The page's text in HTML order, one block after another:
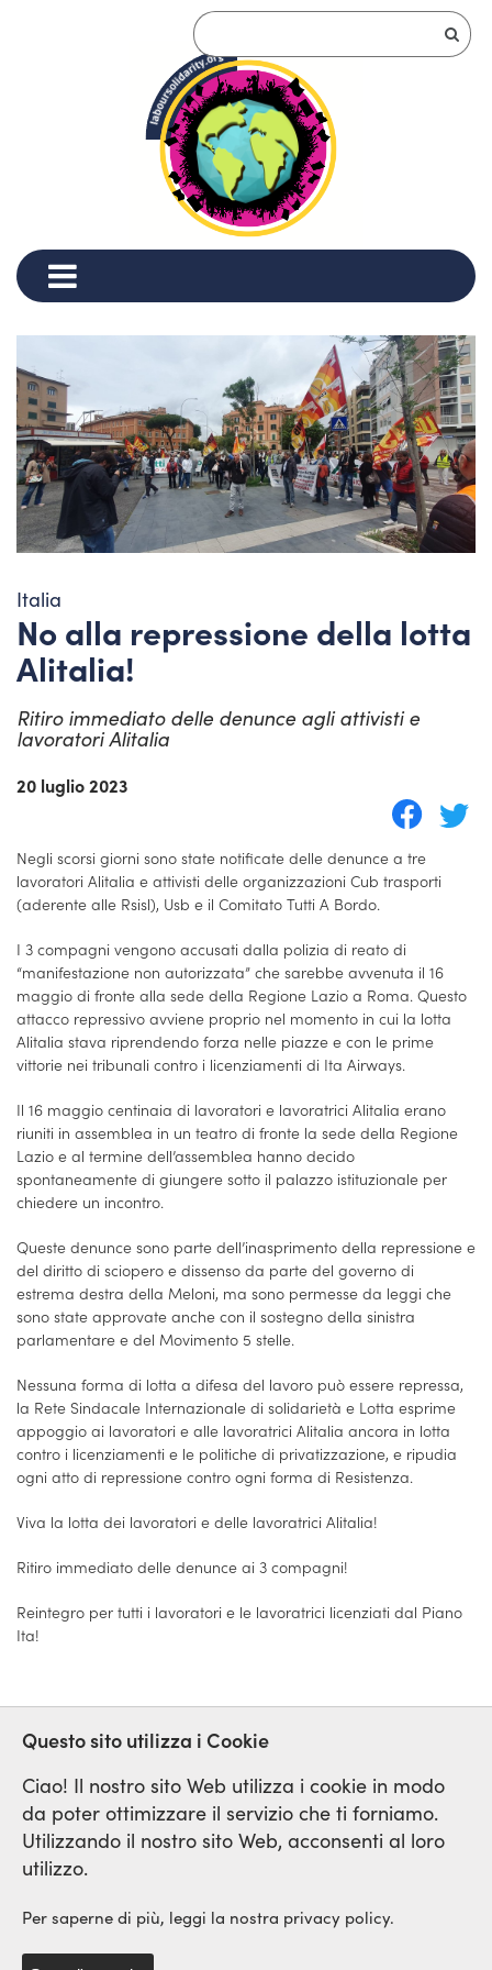
Italia
No alla repressione della lotta
Alitalia!
Ritiro immediato delle denunce agli attivisti e
lavoratori Alitalia
20 luglio 2023
Negli scorsi giorni sono state notificate delle denunce a tre
lavoratori Alitalia e attivisti delle organizzazioni Cub trasporti
(aderente alle Rsisl), Usb e il Comitato Tutti A Bordo.
I 3 compagni vengono accusati dalla polizia di reato di
“manifestazione non autorizzata” che sarebbe avvenuta il 16
maggio di fronte alla sede della Regione Lazio a Roma. Questo
attacco repressivo avviene proprio nel momento in cui la lotta
Alitalia stava riprendendo forza nelle piazze e con le prime
vittorie nei tribunali contro i licenziamenti di Ita Airways.
Il 16 maggio centinaia di lavoratori e lavoratrici Alitalia erano
riuniti in assemblea in un teatro di fronte la sede della Regione
Lazio e al termine dell’assemblea hanno decido
spontaneamente di giungere sotto il palazzo istituzionale per
chiedere un incontro.
Queste denunce sono parte dell’inasprimento della repressione e
del diritto di sciopero e dissenso da parte del governo di
estrema destra della Meloni, ma sono permesse da leggi che
sono state approvate anche con il sostegno della sinistra
parlamentare e del Movimento 5 stelle.
Nessuna forma di lotta a difesa del lavoro può essere repressa,
la Rete Sindacale Internazionale di solidarietà e Lotta esprime
appoggio ai lavoratori e alle lavoratrici Alitalia ancora in lotta
contro i licenziamenti e le politiche di privatizzazione, e ripudia
ogni atto di repressione contro ogni forma di Resistenza.
Viva la lotta dei lavoratori e delle lavoratrici Alitalia!
Ritiro immediato delle denunce ai 3 compagni!
Reintegro per tutti i lavoratori e le lavoratrici licenziati dal Piano
Ita!
ALITALIA REPRESSIONE
Rete Sindicale Internazionale
Questo sito utilizza i Cookie
Ciao! Il nostro sito Web utilizza i cookie in modo
da poter ottimizzare il servizio che ti forniamo.
Utilizzando il nostro sito Web, acconsenti al loro
utilizzo.
Per saperne di più, leggi la nostra privacy policy.